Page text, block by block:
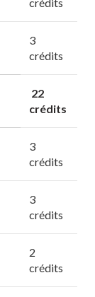
3
crédits
22
crédits
3
crédits
3
crédits
2
crédits